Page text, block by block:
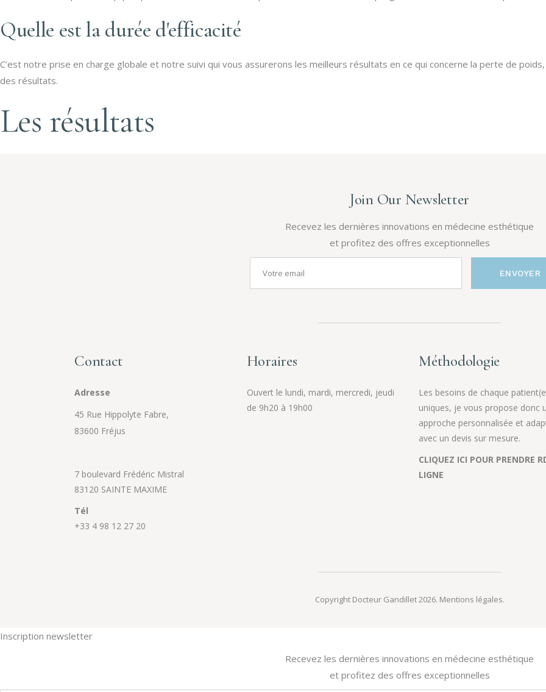
Quelle est la durée d'efficacité
C’est notre prise en charge globale et notre suivi qui vous assurerons les meilleurs résultats en ce qui concerne la perte de
des résultats.
Les résultats
Join Our Newsletter
Recevez les dernières innovations en médecine esthétique
et profitez des offres exceptionnelles
ENVOYER
Contact
Adresse
45 Rue Hippolyte Fabre,
83600 Fréjus
7 boulevard Frédéric Mistral
83120 SAINTE MAXIME
Tél
+33 4 98 12 27 20
Horaires
Ouvert le lundi, mardi, mercredi, jeudi
de 9h20 à 19h00
Méthodologie
Les besoins de chaque
uniques, je vous propose donc
approche personnalisée et
avec un devis sur mesure.
CLIQUEZ ICI POUR PRENDRE
LIGNE
Copyright Docteur Gandillet 2026. Mentions légales.
Inscription newsletter
Recevez les dernières innovations en médecine esthétique
et profitez des offres exceptionnelles